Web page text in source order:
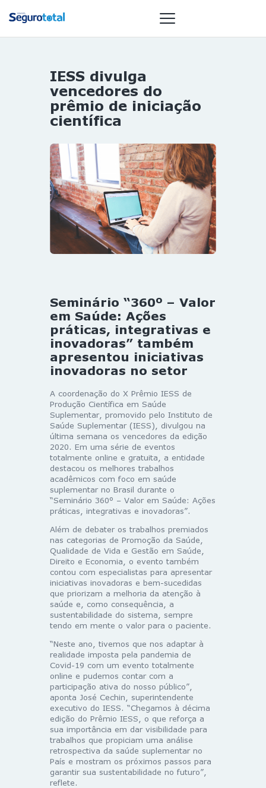
NOTÍCIAS
REVISTA
ESPECIAIS
OURO
ST SUMMIT
MULHERES
GESTORAS
HOMEST
HOME
IESS divulga
vencedores do
prêmio de iniciação
científica
Seminário “360º – Valor
em Saúde: Ações
práticas, integrativas e
inovadoras” também
apresentou iniciativas
inovadoras no setor
A coordenação do X Prêmio IESS de
Produção Científica em Saúde
Suplementar, promovido pelo Instituto de
Saúde Suplementar (IESS), divulgou na
última semana os vencedores da edição
2020. Em uma série de eventos
totalmente online e gratuita, a entidade
destacou os melhores trabalhos
acadêmicos com foco em saúde
suplementar no Brasil durante o
“Seminário 360º – Valor em Saúde: Ações
práticas, integrativas e inovadoras”.
Além de debater os trabalhos premiados
nas categorias de Promoção da Saúde,
Qualidade de Vida e Gestão em Saúde,
Direito e Economia, o evento também
contou com especialistas para apresentar
iniciativas inovadoras e bem-sucedidas
que priorizam a melhoria da atenção à
saúde e, como consequência, a
sustentabilidade do sistema, sempre
tendo em mente o valor para o paciente.
“Neste ano, tivemos que nos adaptar à
realidade imposta pela pandemia de
Covid-19 com um evento totalmente
online e pudemos contar com a
participação ativa do nosso público”,
aponta José Cechin, superintendente
executivo do IESS. “Chegamos à décima
edição do Prêmio IESS, o que reforça a
sua importância em dar visibilidade para
trabalhos que propiciam uma análise
retrospectiva da saúde suplementar no
País e mostram os próximos passos para
garantir sua sustentabilidade no futuro”,
reflete.